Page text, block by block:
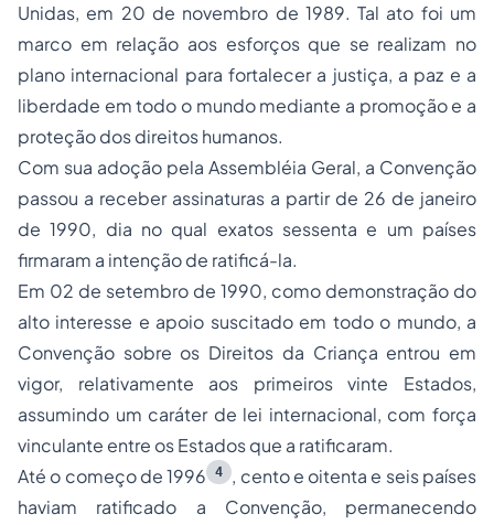
Unidas, em 20 de novembro de 1989. Tal ato foi um
marco em relação aos esforços que se realizam no
plano internacional para fortalecer a justiça, a paz e a
liberdade em todo o mundo mediante a promoção e a
proteção dos direitos humanos.
Com sua adoção pela Assembléia Geral, a Convenção
passou a receber assinaturas a partir de 26 de janeiro
de 1990, dia no qual exatos sessenta e um países
firmaram a intenção de ratificá-la.
Em 02 de setembro de 1990, como demonstração do
alto interesse e apoio suscitado em todo o mundo, a
Convenção sobre os Direitos da Criança entrou em
vigor, relativamente aos primeiros vinte Estados,
assumindo um caráter de lei internacional, com força
vinculante entre os Estados que a ratificaram.
Até o começo de 1996 4
, cento e oitenta e seis países
haviam ratificado a Convenção, permanecendo